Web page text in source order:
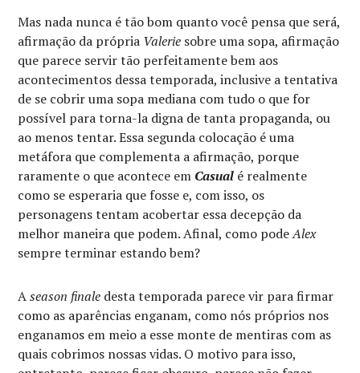
Mas nada nunca é tão bom quanto você pensa que será,
afirmação da própria Valerie sobre uma sopa, afirmação
que parece servir tão perfeitamente bem aos
acontecimentos dessa temporada, inclusive a tentativa
de se cobrir uma sopa mediana com tudo o que for
possível para torna-la digna de tanta propaganda, ou
ao menos tentar. Essa segunda colocação é uma
metáfora que complementa a afirmação, porque
raramente o que acontece em Casual é realmente
como se esperaria que fosse e, com isso, os
personagens tentam acobertar essa decepção da
melhor maneira que podem. Afinal, como podeAlex
sempre terminar estando bem?
Aseason finale desta temporada parece vir para firmar
como as aparências enganam, como nós próprios nos
enganamos em meio a esse monte de mentiras com as
quais cobrimos nossas vidas. O motivo para isso,